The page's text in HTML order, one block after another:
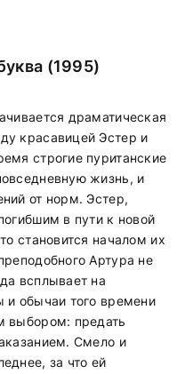
(1995)
драматическая
красавицей Эстер и
строгие пуританские
жизнь, и
от норм. Эстер,
в пути к новой
становится началом их
Артура не
всплывает на
и обычаи того времени
выбором: предать
Смело и
за что ей